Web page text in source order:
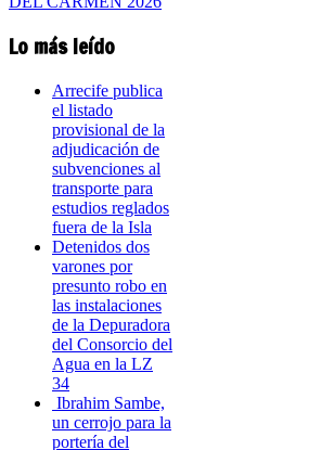
Lo más leído
Arrecife publica
el listado
provisional de la
adjudicación de
subvenciones al
transporte para
estudios reglados
fuera de la Isla
Detenidos dos
varones por
presunto robo en
las instalaciones
de la Depuradora
del Consorcio del
Agua en la LZ
34
Ibrahim Sambe,
un cerrojo para la
portería del